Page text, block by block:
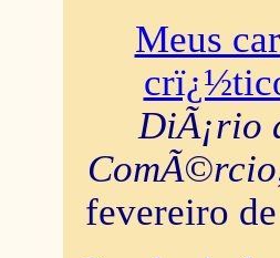
Meus
DiÃ¡rio
ComÃ©rcio
fevereiro